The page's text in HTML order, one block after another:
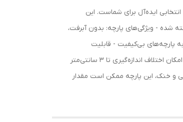
ایده‌آل برای شماست. این
شده - ویژگی‌های پارچه: بدون آبرفت،
پارچه‌های بی‌کیفیت - قابلیت
استفاده در چهار فصل سال مشخصات سایزبندی: - سایز: فری سایز (مناسب تا سایز 54) - قد پیراهن: 85 سانتی‌متر - دور سینه: 124 سانتی‌متر - نکته: امکان اختلاف اندازه‌گیری تا 3 سانتی‌متر
و خنک، این پارچه ممکن است مقدار